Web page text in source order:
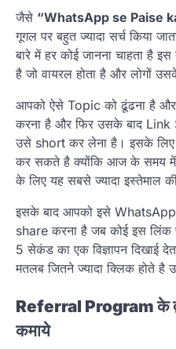
जैसे “WhatsApp se Paise
गूगल पर बहुत ज्यादा सर्च किया
बारे में हर कोई जानना चाहता है
है जो वायरल होता है और लोगों
आपको ऐसे Topic को ढूंढना है
करना है और फिर उसके बाद Link
उसे short कर लेना है। इसके
कर सकते है क्योंकि आज के समय
के लिए यह सबसे ज्यादा इस्तेमाल
इसके बाद आपको इसे WhatsApp
share करना है जब कोई इस लिंक
5 सेकंड का एक विज्ञापन दिखाई
मतलब जितने ज्यादा क्लिक होते है
Referral Program के
कमाये